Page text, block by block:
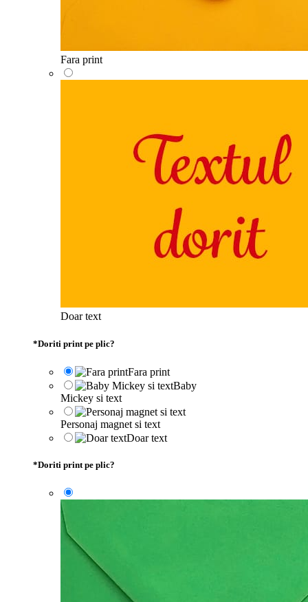
Fara print
Doar text
*Doriti print pe plic?
Fara print
Baby
Mickey si text
Personaj magnet si text
Doar text
*Doriti print pe plic?